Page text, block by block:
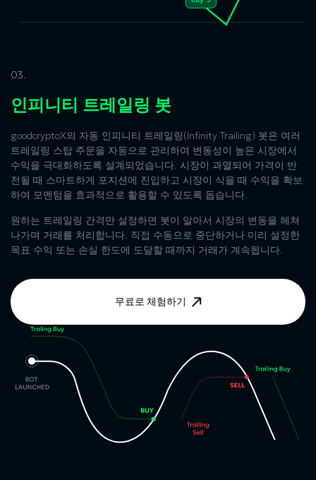
03.
인피니티 트레일링 봇
goodcryptoX의 자동 인피니티 트레일링(Infinity Trailing) 봇은 여러
트레일링 스탑 주문을 자동으로 관리하여 변동성이 높은 시장에서
수익을 극대화하도록 설계되었습니다. 시장이 과열되어 가격이 반
전될 때 스마트하게 포지션에 진입하고 시장이 식을 때 수익을 확보
하여 모멘텀을 효과적으로 활용할 수 있도록 돕습니다.
원하는 트레일링 간격만 설정하면 봇이 알아서 시장의 변동을 헤쳐
나가며 거래를 처리합니다. 직접 수동으로 중단하거나 미리 설정한
목표 수익 또는 손실 한도에 도달할 때까지 거래가 계속됩니다.
무료로 체험하기